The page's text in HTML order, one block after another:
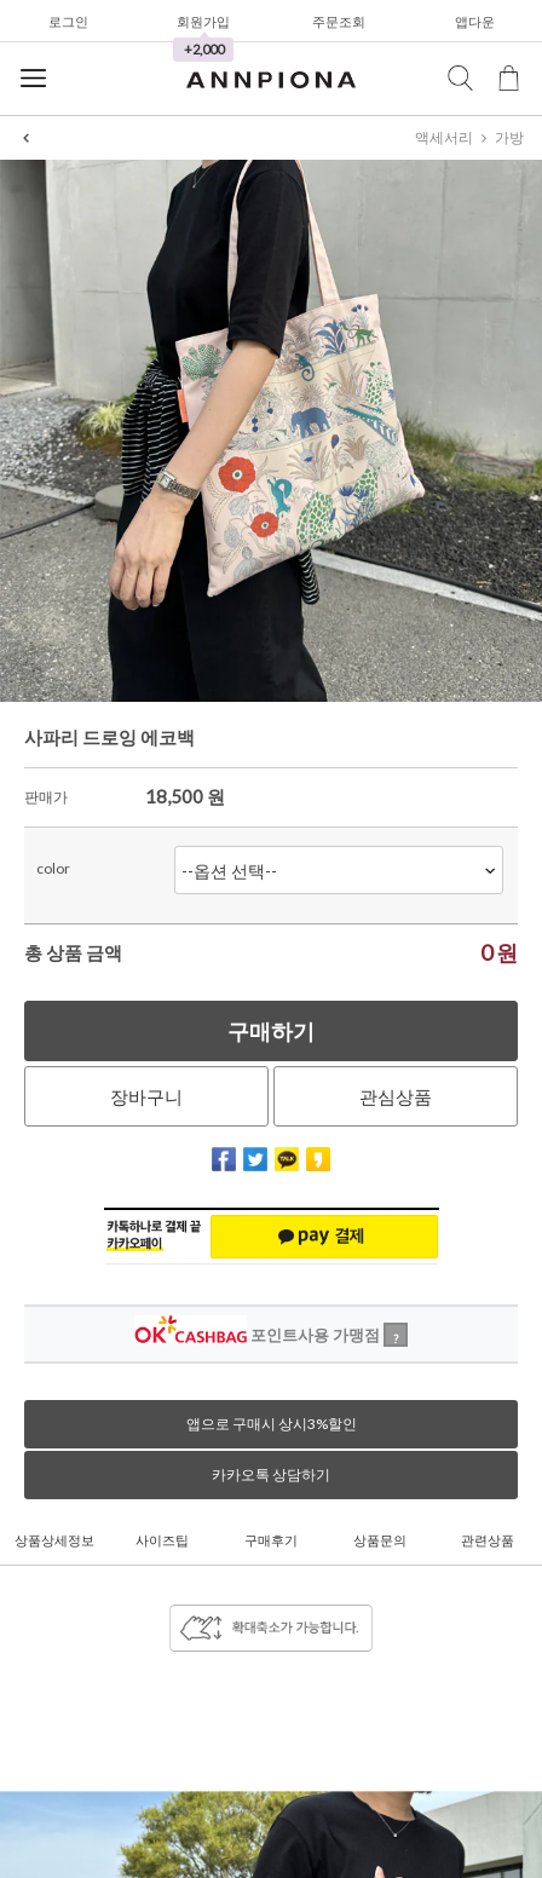
로그인
회원가입
+2,000
주문조회 앱다운
셔츠&블라우스
가디건/니트
와이드팬츠
셔츠&블라우스
가디건/니트
와이드팬츠
한정세일
셔츠&블라우스
가디건/니트
와이드팬츠
한정세일
액세서리 가방
사파리 드로잉 에코백
판매가 18,500 원
color
총 상품 금액 0원
구매하기
장바구니 관심상품
포인트사용 가맹점 ?
앱으로 구매시 상시3%할인
카카오톡 상담하기
상품상세정보 사이즈팁 구매후기 상품문의 관련상품